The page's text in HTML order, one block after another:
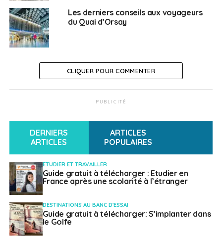
Avant l’arrivée au Liberia, les voyageurs de 18 ans et
plus doivent présenter un certificat de
vaccination attestant d’un schéma vaccinal complet
(2 injections pour un vaccin à deux doses, 1 injection
pour un vaccin à dose unique).
Site de l’ambassade de France au Libéria
> Slovénie
Les restrictions liées à la Covid-19 ne s’appliquent
plus à l’entrée en Slovénie. Toutefois, la
rapidement en cas de dégradation de la situation
sanitaire. Il est donc important de s’informer sur
l’état de la situation sanitaire et sur les modalités
Les derniers conseils aux voyageurs
du Quai d’Orsay
CLIQUER POUR COMMENTER
PUBLICITÉ
DERNIERS
ARTICLES
ARTICLES
POPULAIRES
ETUDIER ET TRAVAILLER
Guide gratuit à télécharger : Etudier en
France après une scolarité à l’étranger
DESTINATIONS AU BANC D'ESSAI
Guide gratuit à télécharger: S’implanter dans
le Golfe